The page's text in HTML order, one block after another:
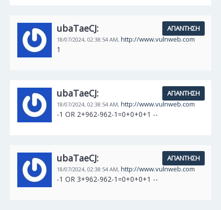
ubaTaeCJ:
18/07/2024, 02:38:54 AM, http://www.vulnweb.com
ΑΠΆΝΤΗΣΗ
1
ubaTaeCJ:
18/07/2024, 02:38:54 AM, http://www.vulnweb.com
ΑΠΆΝΤΗΣΗ
-1 OR 2+962-962-1=0+0+0+1 --
ubaTaeCJ:
18/07/2024, 02:38:54 AM, http://www.vulnweb.com
ΑΠΆΝΤΗΣΗ
-1 OR 3+962-962-1=0+0+0+1 --